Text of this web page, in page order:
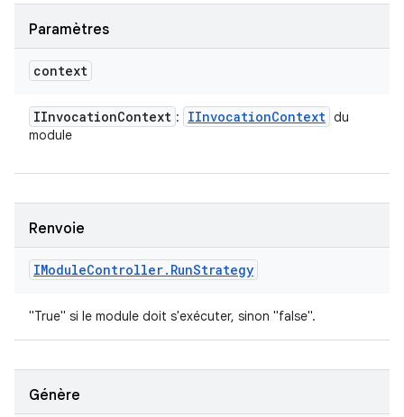
Paramètres
context
IInvocationContext : IInvocationContext du
module
Renvoie
IModuleController. RunStrategy
"True" si le module doit s'exécuter, sinon "false".
Génère